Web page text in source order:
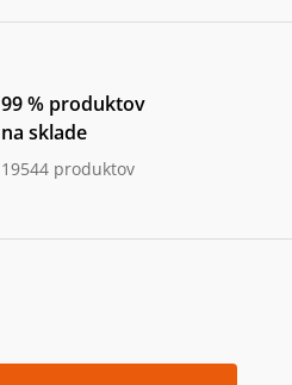
99 % produktov
na sklade
19544 produktov